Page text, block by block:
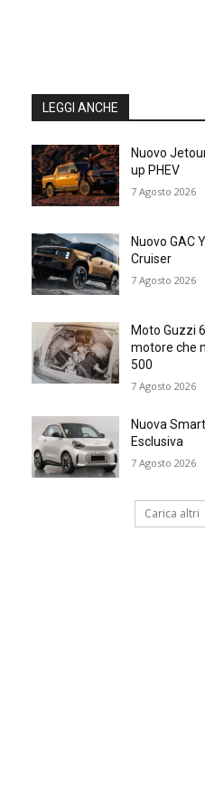
LEGGI ANCHE
Nuovo
up PHEV
7 Agosto 2026
Nuovo GAC
Cruiser
7 Agosto 2026
Moto Guzzi
motore che
500
7 Agosto 2026
Nuova
Esclusiva
7 Agosto 2026
Carica altri